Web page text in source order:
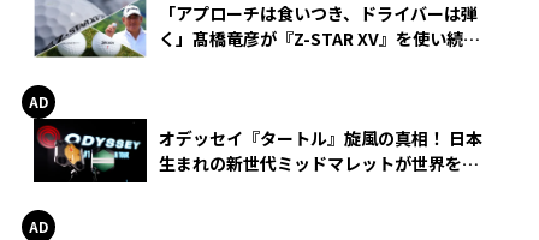
「アプローチは食いつき、ドライバーは弾
く」髙橋竜彦が『Z-STAR XV』を使い続け
オデッセイ『タートル』旋風の真相！ 日本
生まれの新世代ミッドマレットが世界を席